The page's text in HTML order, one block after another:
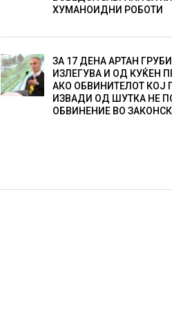
ХУМАНОИДНИ РОБОТИ
ЗА 17 ДЕНА АРТАН ГРУБИ
ИЗЛЕГУВА И ОД КУЌЕН
АКО ОБВИНИТЕЛОТ КОЈ
ИЗВАДИ ОД ШУТКА НЕ
ОБВИНЕНИЕ ВО